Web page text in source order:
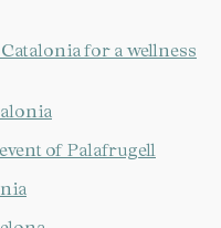
for a wellness
of Palafrugell